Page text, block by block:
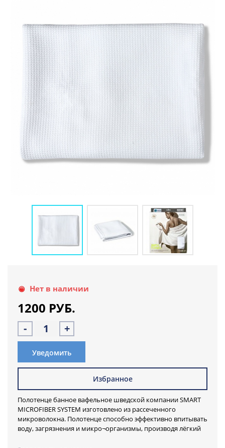
Нет в наличии
1200 РУБ.
- +
Уведомить
Избранное
Полотенце банное вафельное шведской компании SMART
MICROFIBER SYSTEM изготовлено из рассеченного
микроволокна. Полотенце способно эффективно впитывать
воду, загрязнения и микро¬организмы, производя лёгкий